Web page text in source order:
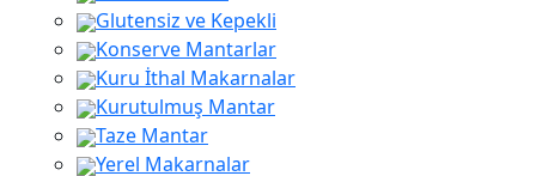
Glutensiz ve Kepekli
Konserve Mantarlar
Kuru İthal Makarnalar
Kurutulmuş Mantar
Taze Mantar
Yerel Makarnalar